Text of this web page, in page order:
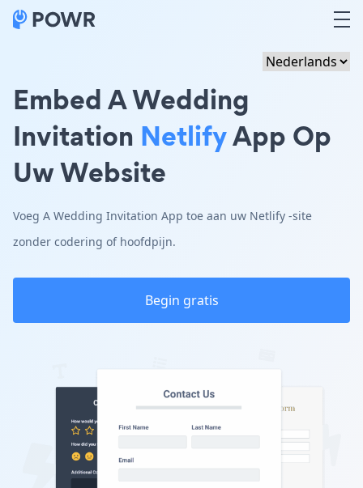
Embed A Wedding
Invitation NetlifyApp Op
Uw Website
Voeg A Wedding Invitation App toe aan uw Netlify -site
zonder codering of hoofdpijn.
Begin gratis